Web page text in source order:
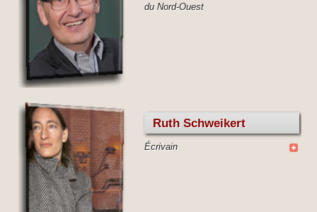
du Nord-Ouest
Ruth Schweikert
Écrivain